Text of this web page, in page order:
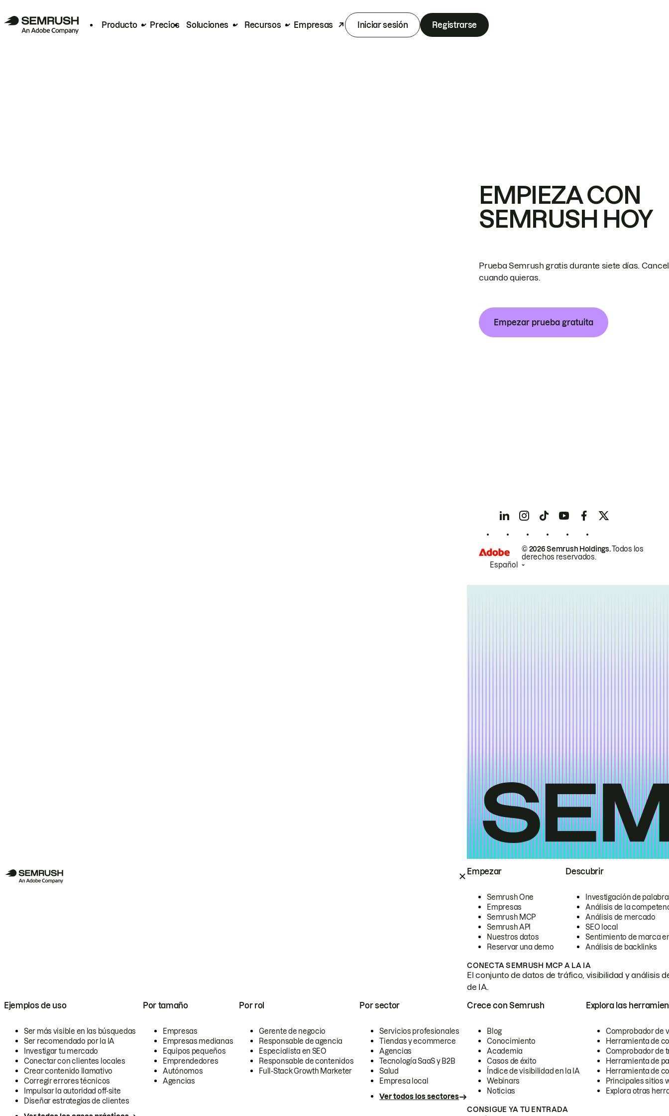
Producto Precios Soluciones Recursos Empresas Iniciar sesión Registrarse
Empezar
Semrush One
Empresas
Semrush MCP
Semrush API
Nuestros datos
Reservar una demo
Descubrir
Investigación de
Análisis de la
Análisis de mercado
SEO local
Sentimiento de marca
Análisis de backlinks
CONECTA SEMRUSH MCP A LA IA
El conjunto de datos de tráfico, visibilidad y análisis
de IA.
Ejemplos de uso
Ser más visible en las búsquedas
Ser recomendado por la IA
Investigar tu mercado
Conectar con clientes locales
Crear contenido llamativo
Corregir errores técnicos
Impulsar la autoridad off-site
Diseñar estrategias de clientes
Por tamaño
Empresas
Empresas medianas
Equipos pequeños
Emprendedores
Autónomos
Agencias
Por rol
Gerente de negocio
Responsable de agencia
Especialista en SEO
Responsable de contenidos
Full-Stack Growth Marketer
Por sector
Servicios profesionales
Tiendas y ecommerce
Agencias
Tecnología SaaS y B2B
Salud
Empresa local
Ver todos los sectores
Crece con Semrush
Blog
Conocimiento
Academia
Casos de éxito
Índice de visibilidad en la IA
Webinars
Noticias
Explora las
Comprobador de
Herramienta de
Comprobador de
Herramienta de
Herramienta de
Principales sitios
Explora otras
CONSIGUE YA TU ENTRADA
EMPIEZA CON
SEMRUSH HOY
Prueba Semrush gratis durante siete días.
cuando quieras.
Empezar prueba gratuita
© 2026 Semrush Holdings.Todos los
derechos reservados.
Español